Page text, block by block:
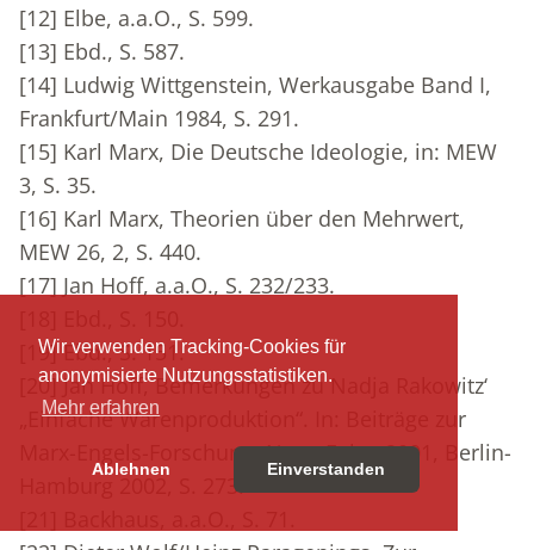
Wir verwenden Tracking-Cookies für
anonymisierte Nutzungsstatistiken.
Mehr erfahren
Ablehnen Einverstanden
[12] Elbe, a.a.O., S. 599.
[13] Ebd., S. 587.
[14] Ludwig Wittgenstein, Werkausgabe Band I,
Frankfurt/Main 1984, S. 291.
[15] Karl Marx, Die Deutsche Ideologie, in: MEW
3, S. 35.
[16] Karl Marx, Theorien über den Mehrwert,
MEW 26, 2, S. 440.
[17] Jan Hoff, a.a.O., S. 232/233.
[19]Ebd., S. 151.
[20]Jan Hoff, Bemerkungen zu Nadja Rakowitz‘
„Einfache Warenproduktion“. In: Beiträge zur
Marx-Engels-Forschung, Neue Folge 2001, Berlin-
Hamburg 2002, S. 273.